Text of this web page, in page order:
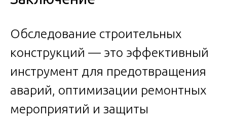
Обследование строительных
конструкций — это эффективный
инструмент для предотвращения
аварий, оптимизации ремонтных
мероприятий и защиты